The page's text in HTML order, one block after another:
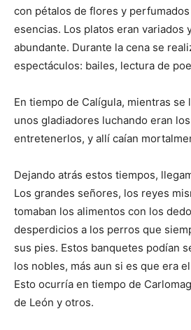
con pétalos de flores y
esencias. Los platos eran variados
abundante. Durante la cena se
espectáculos: bailes, lectura de
En tiempo de Calígula, mientras se
unos gladiadores luchando eran
entretenerlos, y allí caían
Dejando atrás estos tiempos,
Los grandes señores, los reyes
tomaban los alimentos con los
desperdicios a los perros que
sus pies. Estos banquetes podían
los nobles, más aun si es que era
Esto ocurría en tiempo de
de León y otros.